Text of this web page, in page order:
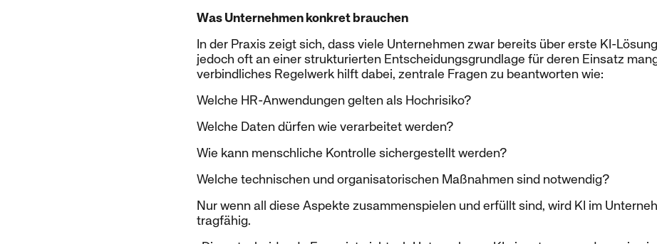
Was Unternehmen konkret brauchen
In der Praxis zeigt sich, dass viele Unternehmen zwar bereits über erste KI-
jedoch oft an einer strukturierten Entscheidungsgrundlage für deren Einsatz
verbindliches Regelwerk hilft dabei, zentrale Fragen zu beantworten wie:
Welche HR-Anwendungen gelten als Hochrisiko?
Welche Daten dürfen wie verarbeitet werden?
Wie kann menschliche Kontrolle sichergestellt werden?
Welche technischen und organisatorischen Maßnahmen sind notwendig?
Nur wenn all diese Aspekte zusammenspielen und erfüllt sind, wird KI im
tragfähig.